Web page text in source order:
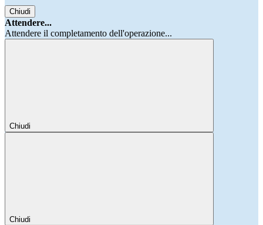
Chiudi
Attendere...
Attendere il completamento dell'operazione...
Chiudi
Chiudi